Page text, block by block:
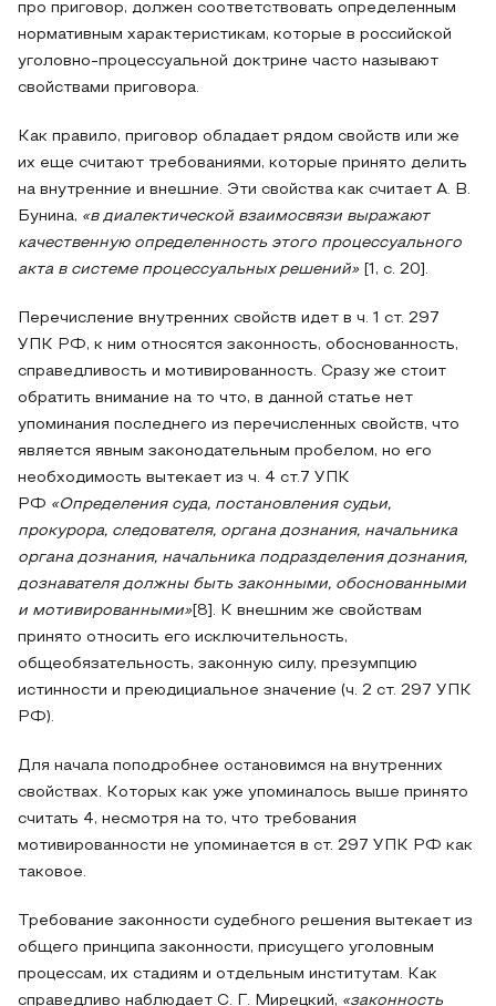
про приговор, должен соответствовать определенным
нормативным характеристикам, которые в российской
уголовно-процессуальной доктрине часто называют
свойствами приговора.
Как правило, приговор обладает рядом свойств или же
их еще считают требованиями, которые принято делить
на внутренние и внешние. Эти свойства как считает А. В.
Бунина, «в диалектической взаимосвязи выражают
качественную определенность этого процессуального
акта в системе процессуальных решений»
[1, с. 20].
Перечисление внутренних свойств идет в ч. 1 ст. 297
УПК РФ, к ним относятся законность, обоснованность,
справедливость и мотивированность. Сразу же стоит
обратить внимание на то что, в данной статье нет
упоминания последнего из перечисленных свойств, что
является явным законодательным пробелом, но его
необходимость вытекает из ч. 4 ст.7 УПК
РФ «Определения суда, постановления судьи,
прокурора, следователя, органа дознания, начальника
органа дознания, начальника подразделения дознания,
дознавателя должны быть законными, обоснованными
и мотивированными»[8]. К внешним же свойствам
принято относить его исключительность,
общеобязательность, законную силу, презумпцию
истинности и преюдициальное значение (ч. 2 ст. 297 УПК
РФ).
Для начала поподробнее остановимся на внутренних
свойствах. Которых как уже упоминалось выше принято
считать 4, несмотря на то, что требования
мотивированности не упоминается в ст. 297 УПК РФ как
таковое.
Требование законности судебного решения вытекает из
общего принципа законности, присущего уголовным
процессам, их стадиям и отдельным институтам. Как
справедливо наблюдает С. Г. Мирецкий, «законность